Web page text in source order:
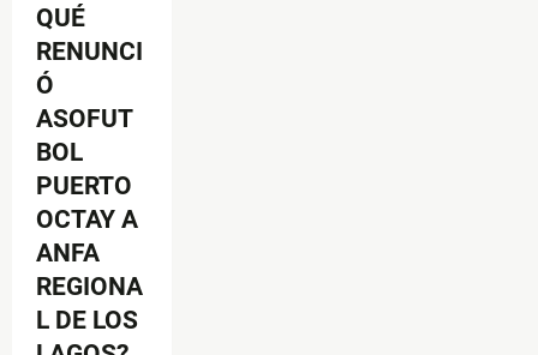
QUÉ
RENUNCI
Ó
ASOFUT
BOL
PUERTO
OCTAY A
ANFA
REGIONA
L DE LOS